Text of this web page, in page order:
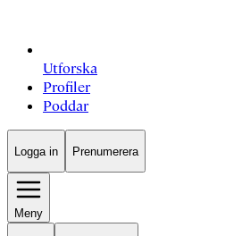
Utforska
Profiler
Poddar
Logga in Prenumerera
Meny